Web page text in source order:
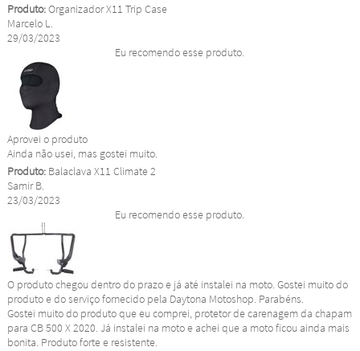
Produto:Organizador X11 Trip Case
Marcelo L.
29/03/2023
Eu recomendo esse produto.
Aprovei o produto
Ainda não usei, mas gostei muito.
Produto:Balaclava X11 Climate 2
Samir B.
23/03/2023
Eu recomendo esse produto.
O produto chegou dentro do prazo e já até instalei na moto. Gostei muito do
produto e do serviço fornecido pela Daytona Motoshop. Parabéns.
Gostei muito do produto que eu comprei, protetor de carenagem da chapam
para CB 500 X 2020. Já instalei na moto e achei que a moto ficou ainda mais
bonita. Produto forte e resistente.